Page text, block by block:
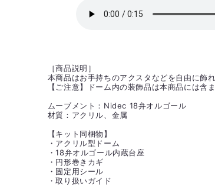
［商品説明］
本商品はお手持ちのアクスタなどを自由に飾
【ご注意】ドーム内の装飾品は本商品には含
ムーブメント：Nidec 18弁オルゴール
材質：アクリル、金属
【キット同梱物】
・アクリル型ドーム
・18弁オルゴール内蔵台座
・円形巻きカギ
・固定用シール
・取り扱いガイド